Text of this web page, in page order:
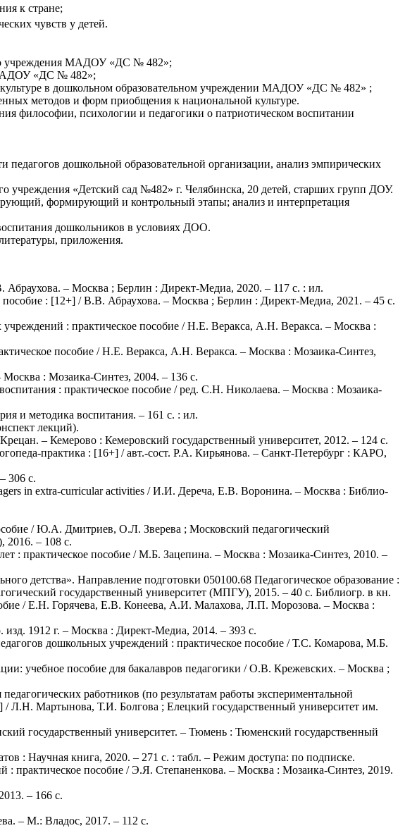
к стране;
чувств у детей.
учреждения МАДОУ «ДС № 482»;
МАДОУ «ДС № 482»;
культуре в дошкольном образовательном учреждении МАДОУ «ДС № 482» ;
методов и форм приобщения к национальной культуре.
философии, психологии и педагогики о патриотическом воспитании
дошкольной образовательной организации, анализ эмпирических
учреждения «Детский сад №482» г. Челябинска, 20 детей, старших групп ДОУ.
формирующий и контрольный этапы; анализ и интерпретация
дошкольников в условиях ДОО.
приложения.
– Москва ; Берлин : Директ-Медиа, 2020. – 117 с. : ил.
: [12+] / В.В. Абраухова. – Москва ; Берлин : Директ-Медиа, 2021. – 45 с.
: практическое пособие / Н.Е. Веракса, А.Н. Веракса. – Москва :
пособие / Н.Е. Веракса, А.Н. Веракса. – Москва : Мозаика-Синтез,
: Мозаика-Синтез, 2004. – 136 с.
: практическое пособие / ред. С.Н. Николаева. – Москва : Мозаика-
и методика воспитания. – 161 с. : ил.
лекций).
– Кемерово : Кемеровский государственный университет, 2012. – 124 с.
практика : [16+] / авт.-сост. Р.А. Кирьянова. – Санкт-Петербург : КАРО,
306 с.
in extra-curricular аctivities / И.И. Дереча, Е.В. Воронина. – Москва : Библио-
/ Ю.А. Дмитриев, О.Л. Зверева ; Московский педагогический
2016. – 108 с.
: практическое пособие / М.Б. Зацепина. – Москва : Мозаика-Синтез, 2010. –
детства». Направление подготовки 050100.68 Педагогическое образование :
государственный университет (МПГУ), 2015. – 40 с. Библиогр. в кн.
/ Е.Н. Горячева, Е.В. Конеева, А.И. Малахова, Л.П. Морозова. – Москва :
1912 г. – Москва : Директ-Медиа, 2014. – 393 с.
дошкольных учреждений : практическое пособие / Т.С. Комарова, М.Б.
учебное пособие для бакалавров педагогики / О.В. Крежевских. – Москва ;
работников (по результатам работы экспериментальной
Л.Н. Мартынова, Т.И. Болгова ; Елецкий государственный университет им.
государственный университет. – Тюмень : Тюменский государственный
: Научная книга, 2020. – 271 с. : табл. – Режим доступа: по подписке.
практическое пособие / Э.Я. Степаненкова. – Москва : Мозаика-Синтез, 2019.
– 166 с.
– М.: Владос, 2017. – 112 с.